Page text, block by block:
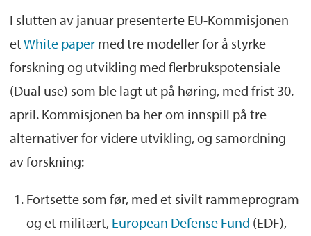
I slutten av januar presenterte EU-Kommisjonen
etWhite papermed tre modeller for å styrke
forskning og utvikling med flerbrukspotensiale
(Dual use) som ble lagt ut på høring, med frist 30.
april. Kommisjonen ba her om innspill på tre
alternativer for videre utvikling, og samordning
av forskning:
Fortsette som før, med et sivilt rammeprogram
og et militært, European Defense Fund (EDF),